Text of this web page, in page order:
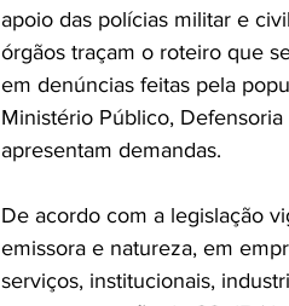
apoio das polícias militar e
órgãos traçam o roteiro que
em denúncias feitas pela
Ministério Público,
apresentam demandas.
De acordo com a legislação
emissora e natureza, em
serviços, institucionais,